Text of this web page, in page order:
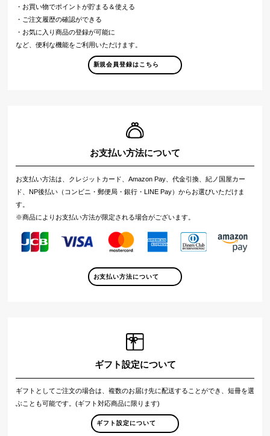
・お買い物でポイントが貯まる＆使える
・ご注文履歴の確認ができる
・お気に入り商品の登録が可能に
など、便利な機能をご利用いただけます。
新規会員登録はこちら
お支払い方法について
お支払い方法は、クレジットカード、Amazon Pay、代金引換、紀ノ国屋カー
ド、NP後払い（コンビニ・郵便局・銀行・LINE Pay）からお選びいただけま
す。
※商品によりお支払い方法が限定される場合がございます。
お支払い方法について
ギフト設定について
ギフトとしてご注文の場合は、複数のお届け先に配送することができ、短冊を選
ぶことも可能です。(ギフト対応商品に限ります)
ギフト設定について